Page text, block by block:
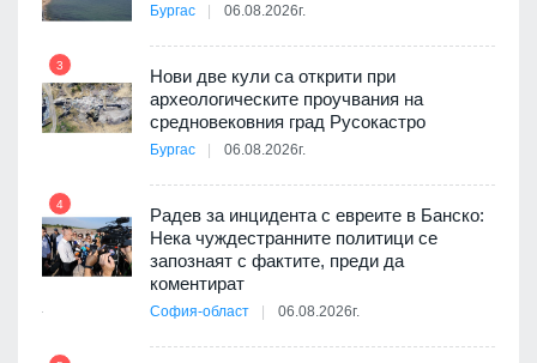
Бургас 06.08.2026г.
3
Нови две кули са открити при
археологическите проучвания на
средновековния град Русокастро
Бургас 06.08.2026г.
4
Радев за инцидента с евреите в Банско:
Нека чуждестранните политици се
запознаят с фактите, преди да
коментират
София-област 06.08.2026г.